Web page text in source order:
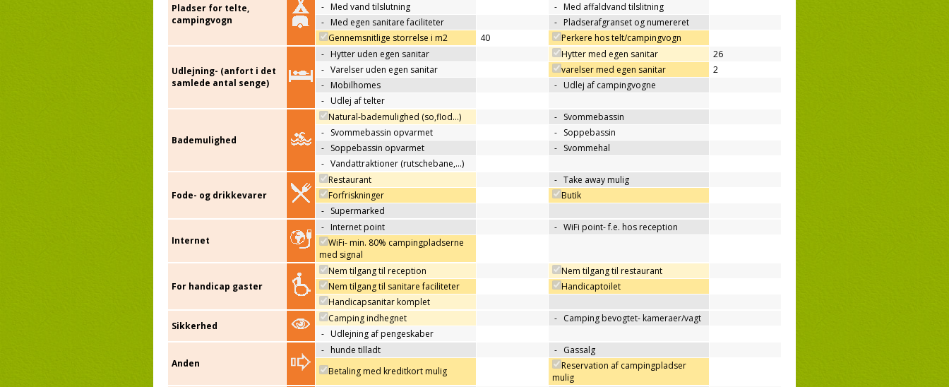
Pladser for telte,
campingvogn
- Med vand tilslutning - Med affaldvand tilslitning
- Med egen sanitare faciliteter - Pladserafgranset og numereret
Gennemsnitlige storrelse i m2
40 Perkere hos telt/campingvogn
Udlejning- (anfort i det
samlede antal senge)
- Hytter uden egen sanitar Hytter med egen sanitar
26
- Varelser uden egen sanitar varelser med egen sanitar
2
- Mobilhomes - Udlej af campingvogne
- Udlej af telter
Bademulighed
Natural-bademulighed (so,flod...) - Svommebassin
- Svommebassin opvarmet - Soppebassin
- Soppebassin opvarmet - Svommehal
- Vandattraktioner (rutschebane,…)
Fode- og drikkevarer
Restaurant - Take away mulig
Forfriskninger
Butik
- Supermarked
Internet
- Internet point - WiFi point- f.e. hos reception
WiFi- min. 80% campingpladserne
med signal
For handicap gaster
Nem tilgang til reception
Nem tilgang til restaurant
Nem tilgang til sanitare faciliteter
Handicaptoilet
Handicapsanitar komplet
Sikkerhed
Camping indhegnet - Camping bevogtet- kameraer/vagt
- Udlejning af pengeskaber
Anden
- hunde tilladt - Gassalg
Betaling med kreditkort mulig
Reservation af campingpladser
mulig